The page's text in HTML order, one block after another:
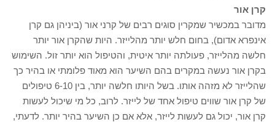
קרן אור
מדובר במכשיר שמקרין סוגים רבים של קרני אור (ביניהן גם קרן
אינפרא אדום), בחום חלש יותר מהלייזר. היות שהקרן אור יותר
חלשה מהלייזר, פעולתה יותר איטית, והטיפול הוא יותר זול. השימוש
בקרן אור נעשה במקרים בהם השיער הוא מאוד פלומתי או בהיר כך
שהלייזר לא מזהה אותו. בשל היותו חלשה יותר, בין 6-10 טיפולים
של קרן אור שווים טיפול אחד של לייזר. לרוב, כל מי שיכול לעשות
קרן אור, יכול גם לעשות לייזר, אלא אם כן השיער בהיר יותר. לדעתי,